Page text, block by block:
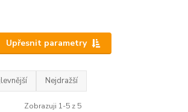
Upřesnit parametry
Nejdražší
Zobrazuji 1-5 z 5